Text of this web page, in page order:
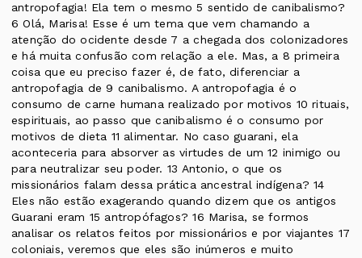
antropofagia! Ela tem o mesmo 5 sentido de canibalismo?
6 Olá, Marisa! Esse é um tema que vem chamando a
atenção do ocidente desde 7 a chegada dos colonizadores
e há muita confusão com relação a ele. Mas, a 8 primeira
coisa que eu preciso fazer é, de fato, diferenciar a
antropofagia de 9 canibalismo. A antropofagia é o
consumo de carne humana realizado por motivos 10 rituais,
espirituais, ao passo que canibalismo é o consumo por
motivos de dieta 11 alimentar. No caso guarani, ela
aconteceria para absorver as virtudes de um 12 inimigo ou
para neutralizar seu poder. 13 Antonio, o que os
missionários falam dessa prática ancestral indígena? 14
Eles não estão exagerando quando dizem que os antigos
Guarani eram 15 antropófagos? 16 Marisa, se formos
analisar os relatos feitos por missionários e por viajantes 17
coloniais, veremos que eles são inúmeros e muito